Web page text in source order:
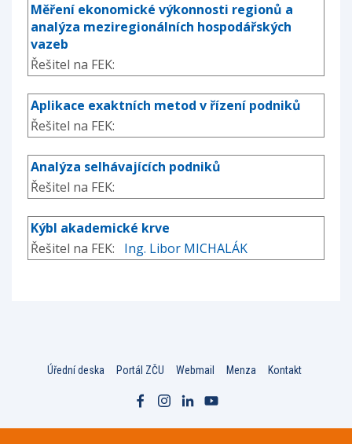
Měření ekonomické výkonnosti regionů a
analýza meziregionálních hospodářských
vazeb
Řešitel na FEK:
Aplikace exaktních metod v řízení podniků
Řešitel na FEK:
Analýza selhávajících podniků
Řešitel na FEK:
Kýbl akademické krve
Řešitel na FEK: Ing. Libor MICHALÁK
Úřední deska Portál ZČU Webmail Menza Kontakt